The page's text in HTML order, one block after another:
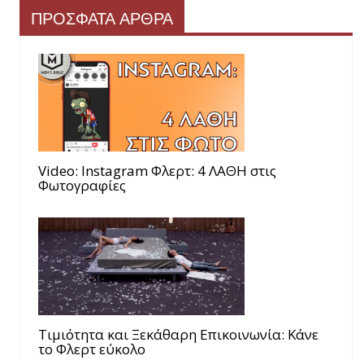
ΠΡΟΣΦΑΤΑ ΑΡΘΡΑ
Video: Instagram Φλερτ: 4 ΛΑΘΗ στις
Φωτογραφίες
Τιμιότητα και Ξεκάθαρη Επικοινωνία: Κάνε
το Φλερτ εύκολο